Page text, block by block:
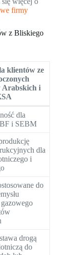
firmy
z Bliskiego
klientów ze
Arabskich i
dla
i SEBM
dla
i
do
drogą
do